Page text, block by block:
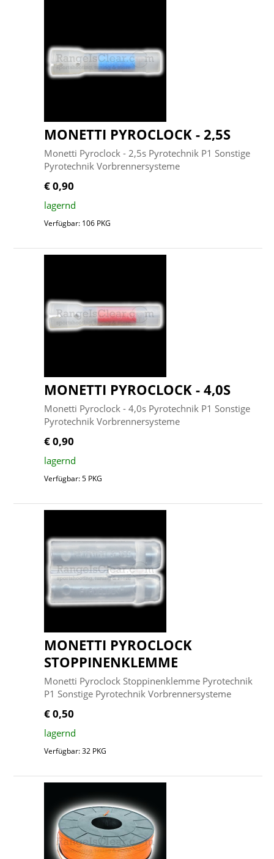
MONETTI PYROCLOCK - 2,5S
Monetti Pyroclock - 2,5s Pyrotechnik P1 Sonstige
Pyrotechnik Vorbrennersysteme
€ 0,90
lagernd
Verfügbar: 106 PKG
MONETTI PYROCLOCK - 4,0S
Monetti Pyroclock - 4,0s Pyrotechnik P1 Sonstige
Pyrotechnik Vorbrennersysteme
€ 0,90
lagernd
Verfügbar: 5 PKG
MONETTI PYROCLOCK
STOPPINENKLEMME
Monetti Pyroclock Stoppinenklemme Pyrotechnik
P1 Sonstige Pyrotechnik Vorbrennersysteme
€ 0,50
lagernd
Verfügbar: 32 PKG